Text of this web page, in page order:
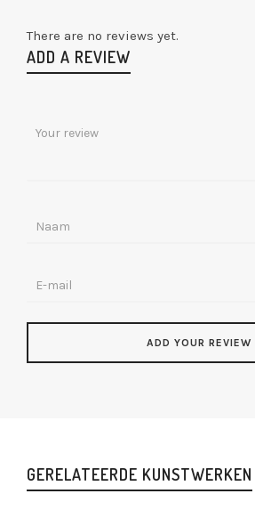
There are no reviews yet.
ADD A REVIEW
GERELATEERDE KUNSTWERKEN